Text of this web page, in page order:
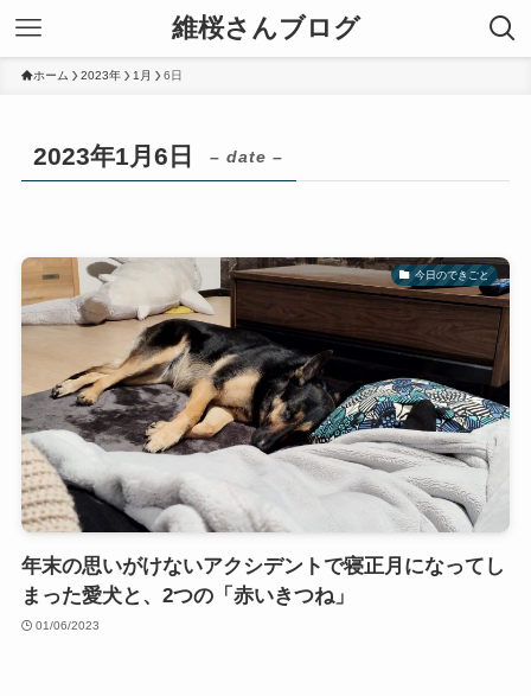
維桜さんブログ
ホーム 2023年 1月 6日
2023年1月6日 – date –
今日のできごと
年末の思いがけないアクシデントで寝正月になってし
まった愛犬と、2つの「赤いきつね」
01/06/2023